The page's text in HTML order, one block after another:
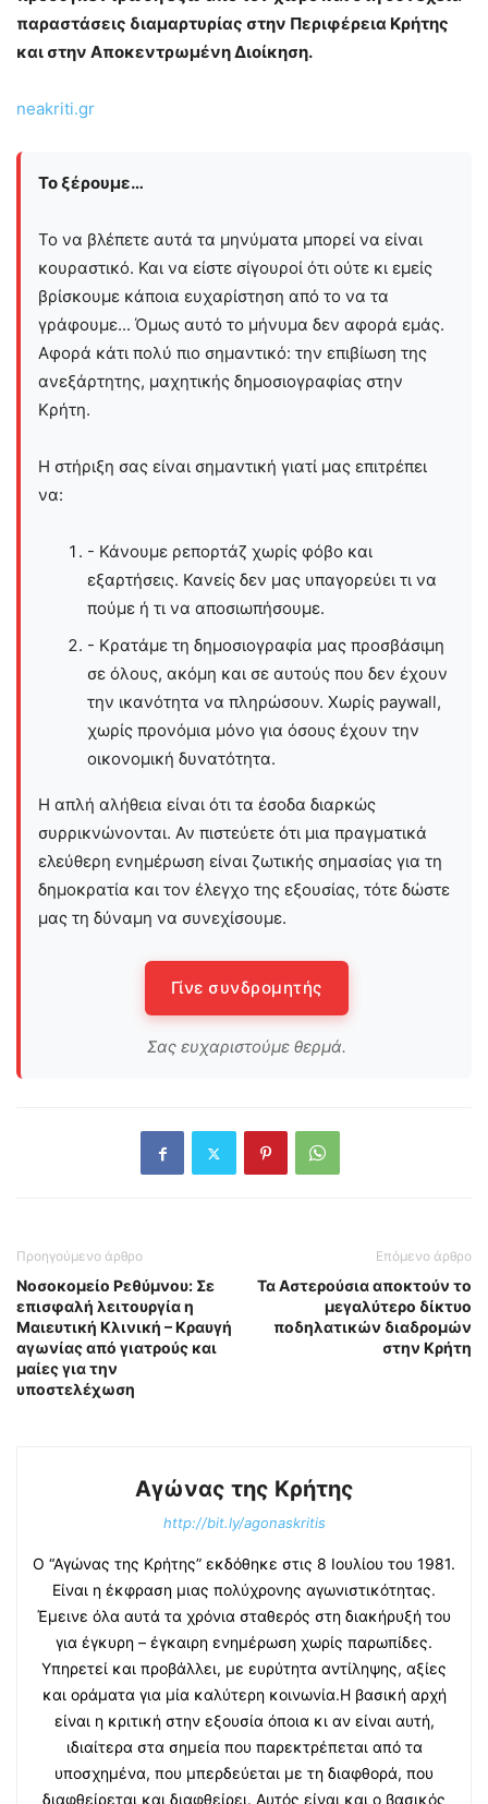
παραστάσεις διαμαρτυρίας στην Περιφέρεια Κρήτης
και στην Αποκεντρωμένη Διοίκηση.
neakriti.gr
Το ξέρουμε…
Το να βλέπετε αυτά τα μηνύματα μπορεί να είναι
κουραστικό. Και να είστε σίγουροί ότι ούτε κι εμείς
βρίσκουμε κάποια ευχαρίστηση από το να τα
γράφουμε... Όμως αυτό το μήνυμα δεν αφορά εμάς.
Αφορά κάτι πολύ πιο σημαντικό: την επιβίωση της
ανεξάρτητης, μαχητικής δημοσιογραφίας στην
Kρήτη.
Η στήριξη σας είναι σημαντική γιατί μας επιτρέπει
να:
- Κάνουμε ρεπορτάζ χωρίς φόβο και
εξαρτήσεις. Κανείς δεν μας υπαγορεύει τι να
πούμε ή τι να αποσιωπήσουμε.
- Κρατάμε τη δημοσιογραφία μας προσβάσιμη
σε όλους, ακόμη και σε αυτούς που δεν έχουν
την ικανότητα να πληρώσουν. Χωρίς paywall,
χωρίς προνόμια μόνο για όσους έχουν την
οικονομική δυνατότητα.
Η απλή αλήθεια είναι ότι τα έσοδα διαρκώς
συρρικνώνονται. Αν πιστεύετε ότι μια πραγματικά
ελεύθερη ενημέρωση είναι ζωτικής σημασίας για τη
δημοκρατία και τον έλεγχο της εξουσίας, τότε δώστε
μας τη δύναμη να συνεχίσουμε.
Γίνε συνδρομητής
Σας ευχαριστούμε θερμά.
Προηγούμενο άρθρο
Νοσοκομείο Ρεθύμνου: Σε
επισφαλή λειτουργία η
Μαιευτική Κλινική – Κραυγή
αγωνίας από γιατρούς και
μαίες για την
υποστελέχωση
Επόμενο άρθρο
Τα Αστερούσια αποκτούν το
μεγαλύτερο δίκτυο
ποδηλατικών διαδρομών
στην Κρήτη
Αγώνας της Κρήτης
http://bit.ly/agonaskritis
Ο “Αγώνας της Κρήτης” εκδόθηκε στις 8 Ιουλίου του 1981.
Είναι η έκφραση μιας πολύχρονης αγωνιστικότητας.
Έμεινε όλα αυτά τα χρόνια σταθερός στη διακήρυξή του
για έγκυρη – έγκαιρη ενημέρωση χωρίς παρωπίδες.
Υπηρετεί και προβάλλει, με ευρύτητα αντίληψης, αξίες
και οράματα για μία καλύτερη κοινωνία.Η βασική αρχή
είναι η κριτική στην εξουσία όποια κι αν είναι αυτή,
ιδιαίτερα στα σημεία που παρεκτρέπεται από τα
υποσχημένα, που μπερδεύεται με τη διαφθορά, που
διαφθείρεται και διαφθείρει. Αυτός είναι και ο βασικός